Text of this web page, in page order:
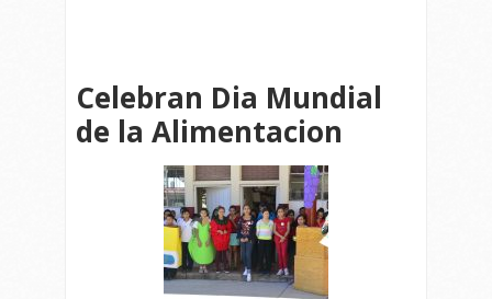
Celebran Dia Mundial
de la Alimentacion